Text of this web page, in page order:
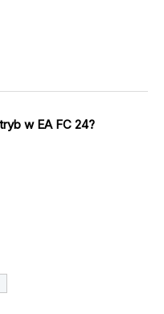
w EA FC 24?